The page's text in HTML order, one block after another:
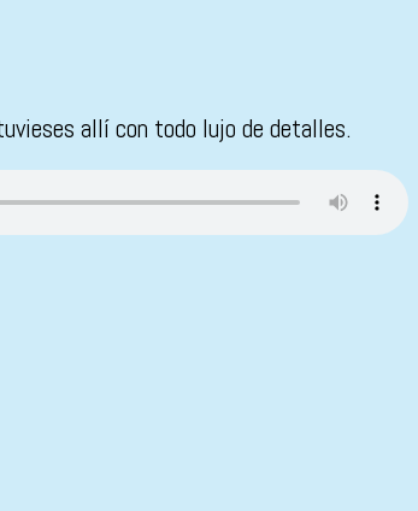
allí con todo lujo de detalles.